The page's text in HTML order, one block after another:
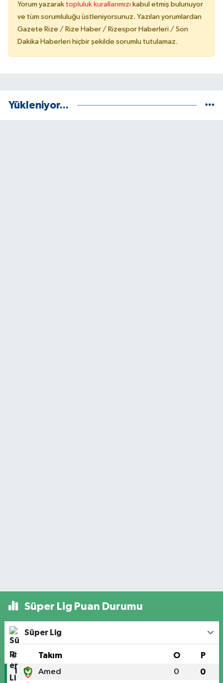
Yorum yazarak topluluk kurallarımızı kabul etmiş bulunuyor
ve tüm sorumluluğu üstleniyorsunuz. Yazılan yorumlardan
Gazete Rize / Rize Haber / Rizespor Haberleri / Son
Dakika Haberleri hiçbir şekilde sorumlu tutulamaz.
Yükleniyor...
Süper Lig Puan Durumu
Süper Lig
# Takım O P
1 Amed 0 0